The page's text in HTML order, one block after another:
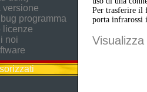
versione
programma
licenze
noi
Per trasferire il
porta infrarossi